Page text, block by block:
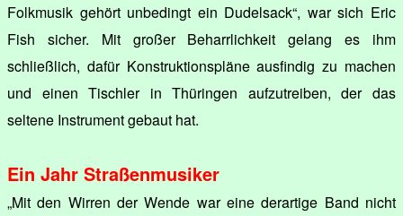
Folkmusik gehört unbedingt ein Dudelsack“, war sich Eric
Fish sicher. Mit großer Beharrlichkeit gelang es ihm
schließlich, dafür Konstruktionspläne ausfindig zu machen
und einen Tischler in Thüringen aufzutreiben, der das
seltene Instrument gebaut hat.
Ein Jahr Straßenmusiker
„Mit den Wirren der Wende war eine derartige Band nicht